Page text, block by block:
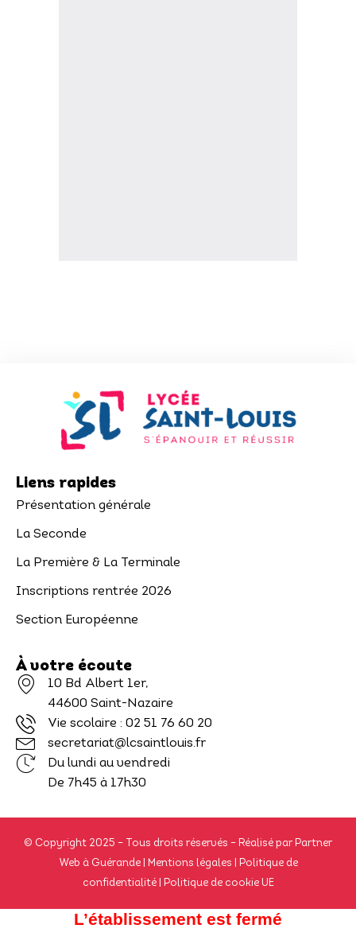
Liens rapides
Présentation générale
La Seconde
La Première & La Terminale
Inscriptions rentrée 2026
Section Européenne
À votre écoute
10 Bd Albert 1er,
44600 Saint-Nazaire
Vie scolaire : 02 51 76 60 20
secretariat@lcsaintlouis.fr
Du lundi au vendredi
De 7h45 à 17h30
© Copyright 2025 – Tous droits réservés – Réalisé par Partner
Web à Guérande| Mentions légales
Politique de
confidentialité| Politique de cookie UE
L’établissement est fermé